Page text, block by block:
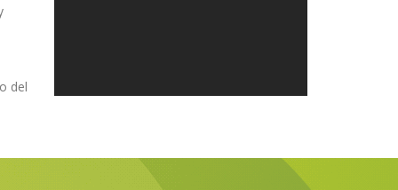
del